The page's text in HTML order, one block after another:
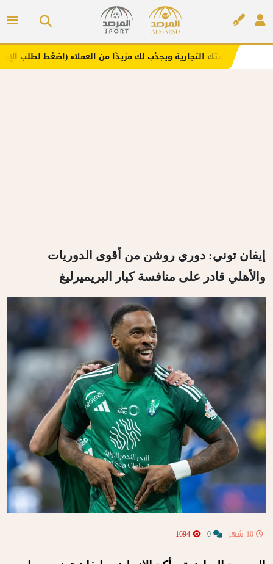
التجارية ويجذب لك مزيدًا من العملاء (اضغط لطلب الإعلان)
إيفان توني: دوري روشن من أقوى الدوريات
والأهلي قادر على منافسة كبار البريميرليغ